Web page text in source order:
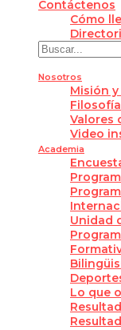
Contáctenos
Cómo
Nosotros
Misión
Valores
Video
Academia
Unidad
Lo que